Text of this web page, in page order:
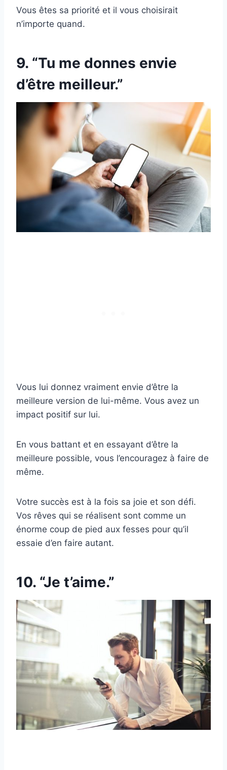
Vous êtes sa priorité et il vous choisirait
n’importe quand.
9. “Tu me donnes envie
d’être meilleur.”
Vous lui donnez vraiment envie d’être la
meilleure version de lui-même. Vous avez un
impact positif sur lui.
En vous battant et en essayant d’être la
meilleure possible, vous l’encouragez à faire de
même.
Votre succès est à la fois sa joie et son défi.
Vos rêves qui se réalisent sont comme un
énorme coup de pied aux fesses pour qu’il
essaie d’en faire autant.
10. “Je t’aime.”